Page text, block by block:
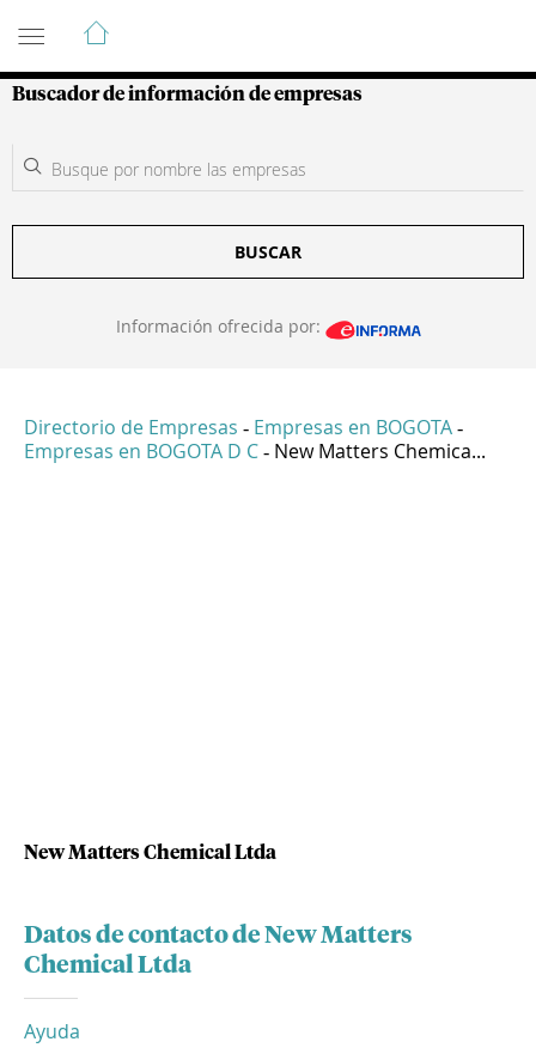
Guía de Empresas Colombianas
Buscador de información de empresas
BUSCAR
Información ofrecida por:
Directorio de Empresas - Empresas en BOGOTA -
Empresas en BOGOTA D C - New Matters Chemica...
New Matters Chemical Ltda
Datos de contacto de New Matters
Chemical Ltda
Ayuda